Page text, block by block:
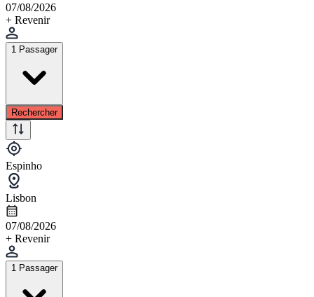
07/08/2026
+ Revenir
1 Passager
Rechercher
Espinho
Lisbon
07/08/2026
+ Revenir
1 Passager